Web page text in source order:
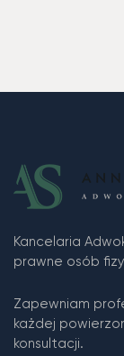
Kancelaria
prawne osób
Zapewniam
każdej
konsultacji.